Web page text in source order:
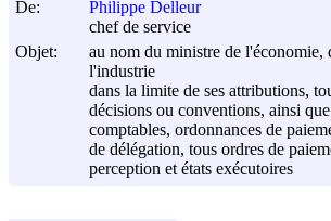
De:
Philippe Delleur
chef de service
Objet:
au nom du ministre de l'économie,
l'industrie
dans la limite de ses attributions,
décisions ou conventions, ainsi
comptables, ordonnances de
de délégation, tous ordres de
perception et états exécutoires